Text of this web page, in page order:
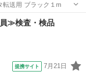
転送用 ブラック１m
≫検査・検品
提携サイト 7月21日